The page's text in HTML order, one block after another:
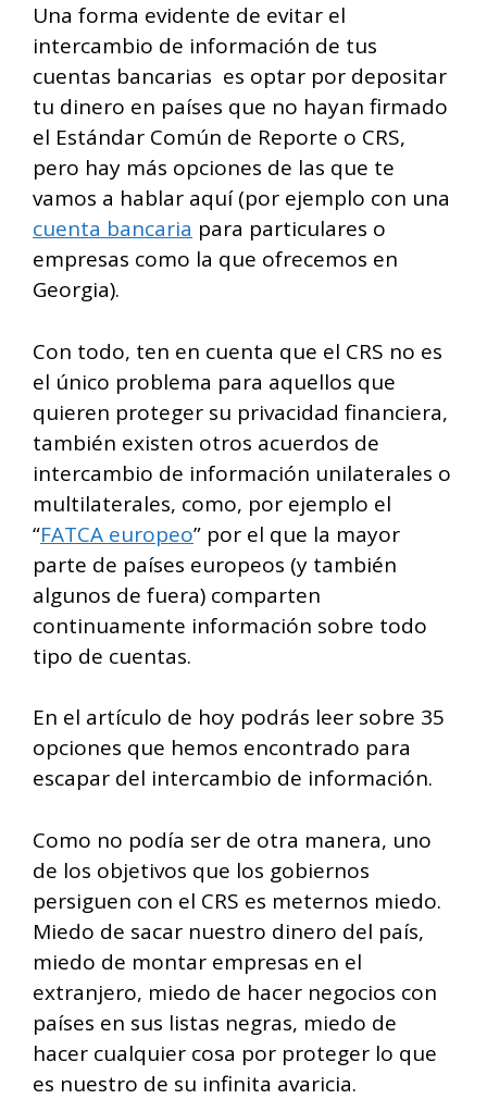
Una forma evidente de evitar el
intercambio de información de tus
cuentas bancarias es optar por depositar
tu dinero en países que no hayan firmado
el Estándar Común de Reporte o CRS,
pero hay más opciones de las que te
vamos a hablar aquí (por ejemplo con una
cuenta bancaria para particulares o
empresas como la que ofrecemos en
Georgia).
Con todo, ten en cuenta que el CRS no es
el único problema para aquellos que
quieren proteger su privacidad financiera,
también existen otros acuerdos de
intercambio de información unilaterales o
multilaterales, como, por ejemplo el
“FATCA europeo” por el que la mayor
parte de países europeos (y también
algunos de fuera) comparten
continuamente información sobre todo
tipo de cuentas.
En el artículo de hoy podrás leer sobre 35
opciones que hemos encontrado para
escapar del intercambio de información.
Como no podía ser de otra manera, uno
de los objetivos que los gobiernos
persiguen con el CRS es meternos miedo.
Miedo de sacar nuestro dinero del país,
miedo de montar empresas en el
extranjero, miedo de hacer negocios con
países en sus listas negras, miedo de
hacer cualquier cosa por proteger lo que
es nuestro de su infinita avaricia.